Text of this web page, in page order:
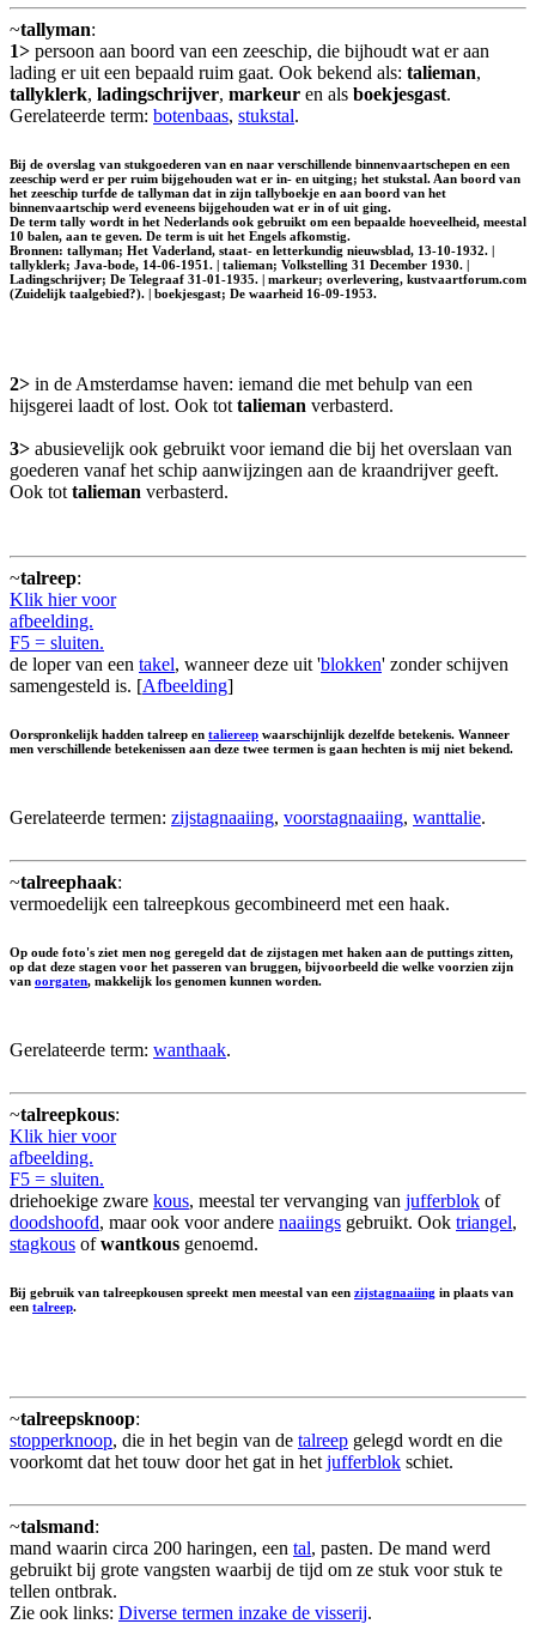
~tallyman:
1> persoon aan boord van een zeeschip, die bijhoudt wat er aan
lading er uit een bepaald ruim gaat. Ook bekend als: talieman,
tallyklerk, ladingschrijver, markeur en als boekjesgast.
Gerelateerde term: botenbaas, stukstal.
Bij de overslag van stukgoederen van en naar verschillende binnenvaartschepen en een
zeeschip werd er per ruim bijgehouden wat er in- en uitging; het stukstal. Aan boord van
het zeeschip turfde de tallyman dat in zijn tallyboekje en aan boord van het
binnenvaartschip werd eveneens bijgehouden wat er in of uit ging.
De term tally wordt in het Nederlands ook gebruikt om een bepaalde hoeveelheid, meestal
10 balen, aan te geven. De term is uit het Engels afkomstig.
Bronnen: tallyman; Het Vaderland, staat- en letterkundig nieuwsblad, 13-10-1932. |
tallyklerk; Java-bode, 14-06-1951. | talieman; Volkstelling 31 December 1930. |
Ladingschrijver; De Telegraaf 31-01-1935. | markeur; overlevering, kustvaartforum.com
(Zuidelijk taalgebied?). | boekjesgast; De waarheid 16-09-1953.
2> in de Amsterdamse haven: iemand die met behulp van een
hijsgerei laadt of lost. Ook tot talieman verbasterd.
3> abusievelijk ook gebruikt voor iemand die bij het overslaan van
goederen vanaf het schip aanwijzingen aan de kraandrijver geeft.
Ook tot talieman verbasterd.
~talreep:
Klik hier voor
afbeelding.
F5 = sluiten.
de loper van een takel, wanneer deze uit 'blokken' zonder schijven
samengesteld is. [Afbeelding]
Oorspronkelijk hadden talreep en taliereep waarschijnlijk dezelfde betekenis. Wanneer
men verschillende betekenissen aan deze twee termen is gaan hechten is mij niet bekend.
Gerelateerde termen: zijstagnaaiing, voorstagnaaiing, wanttalie.
~talreephaak:
vermoedelijk een talreepkous gecombineerd met een haak.
Op oude foto's ziet men nog geregeld dat de zijstagen met haken aan de puttings zitten,
op dat deze stagen voor het passeren van bruggen, bijvoorbeeld die welke voorzien zijn
van oorgaten, makkelijk los genomen kunnen worden.
Gerelateerde term: wanthaak.
~talreepkous:
Klik hier voor
afbeelding.
F5 = sluiten.
driehoekige zware kous, meestal ter vervanging van jufferblok of
doodshoofd, maar ook voor andere naaiings gebruikt. Ook triangel,
stagkous ofwantkous genoemd.
Bij gebruik van talreepkousen spreekt men meestal van een zijstagnaaiing in plaats van
een talreep.
~talreepsknoop:
stopperknoop, die in het begin van de talreep gelegd wordt en die
voorkomt dat het touw door het gat in het jufferblok schiet.
~talsmand:
mand waarin circa 200 haringen, een tal, pasten. De mand werd
gebruikt bij grote vangsten waarbij de tijd om ze stuk voor stuk te
tellen ontbrak.
Zie ook links: Diverse termen inzake de visserij.